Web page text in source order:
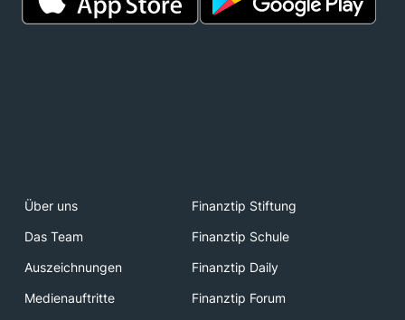
Über uns
Finanztip Stiftung
Das Team
Finanztip Schule
Auszeichnungen
Finanztip Daily
Medienauftritte
Finanztip Forum